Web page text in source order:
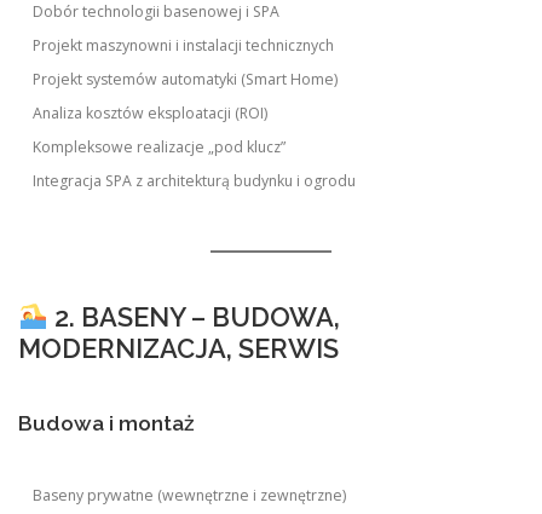
Dobór technologii basenowej i SPA
Projekt maszynowni i instalacji technicznych
Projekt systemów automatyki (Smart Home)
Analiza kosztów eksploatacji (ROI)
Kompleksowe realizacje „pod klucz”
Integracja SPA z architekturą budynku i ogrodu
2. BASENY – BUDOWA,
MODERNIZACJA, SERWIS
Budowa i montaż
Baseny prywatne (wewnętrzne i zewnętrzne)